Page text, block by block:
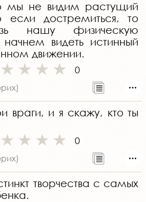
мы не видим растущий
если достремиться, то
нашу физическую
видеть истинный
движении.
0
враги, и я скажу, кто ты
0
творчества с самых